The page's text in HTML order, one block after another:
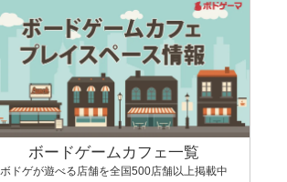
ボードゲームカフェ一覧
ボドゲが遊べる店舗を全国500店舗以上掲載中